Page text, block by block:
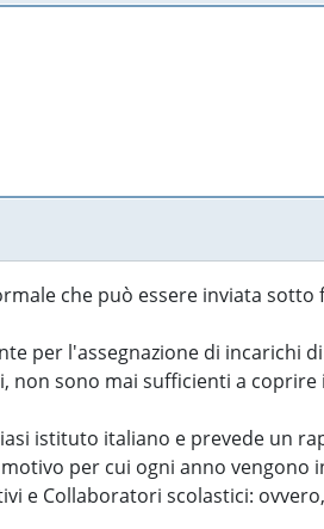
che può essere inviata
per l'assegnazione di incarichi
sono mai sufficienti a coprire
istituto italiano e prevede un
per cui ogni anno
e Collaboratori scolastici: